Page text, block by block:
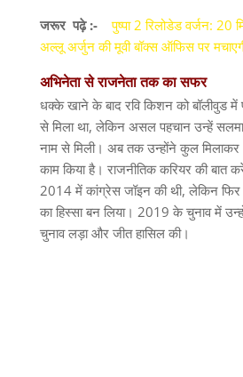
जरूर पढ़े :-पुष्पा 2 रिलोडेड वर्जन:
अल्लू अर्जुन की मूवी बॉक्स ऑफिस पर
अभिनेतासेराजनेतातककासफर
धक्के खाने के बाद रवि किशन को बॉलीवुड में
से मिला था, लेकिन असल पहचान उन्हें
नाम से मिली। अब तक उन्होंने कुल मिलाकर
काम किया है। राजनीतिक करियर की बात
2014 में कांग्रेस जॉइन की थी, लेकिन फिर
का हिस्सा बन लिया। 2019 के चुनाव में
चुनाव लड़ा और जीत हासिल की।